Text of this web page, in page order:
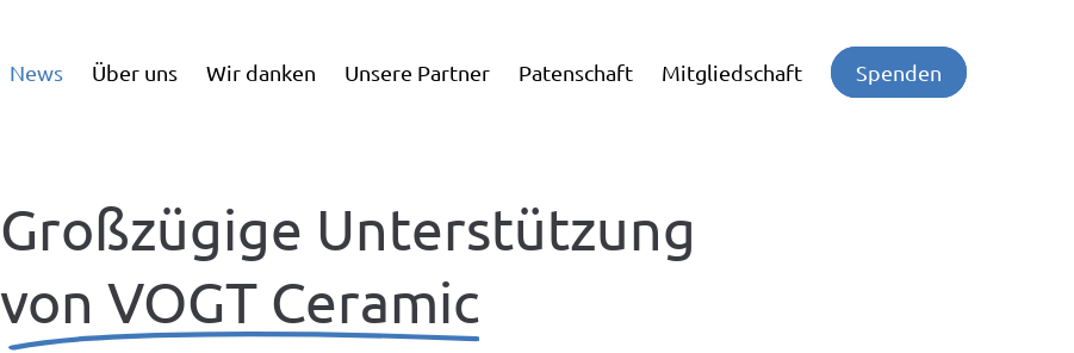
News Über uns Wir danken Unsere Partner Patenschaft Mitgliedschaft Spenden
Großzügige Unterstützung
von VOGT Ceramic